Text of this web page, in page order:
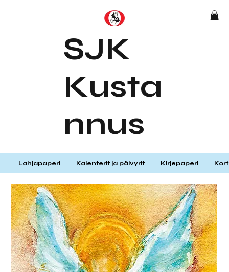
SJK
Kusta
nnus
Lahjapaperi Kalenterit ja päivyrit Kirjepaperi